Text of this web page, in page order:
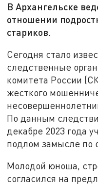
В Архангельске
отношении
стариков.
Сегодня стало
следственные
комитета России
жесткого
По данным
декабре 2023 года
подлом замысле по
Молодой юноша,
согласился на